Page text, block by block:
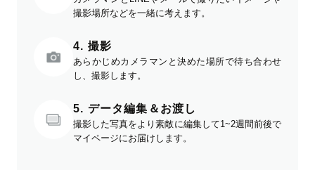
撮影場所などを一緒に考えます。
4. 撮影
あらかじめカメラマンと決めた場所で待ち合わせ
し、撮影します。
5. データ編集＆お渡し
撮影した写真をより素敵に編集して1~2週間前後で
マイページにお届けします。